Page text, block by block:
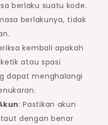
berlaku suatu kode.
berlakunya, tidak
kembali apakah
atau spasi
dapat menghalangi
: Pastikan akun
dengan benar